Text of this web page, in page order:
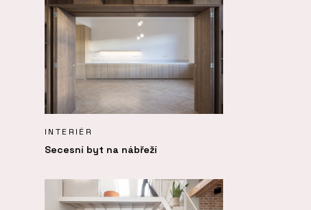
INTERIÉR
Secesní byt na nábřeží